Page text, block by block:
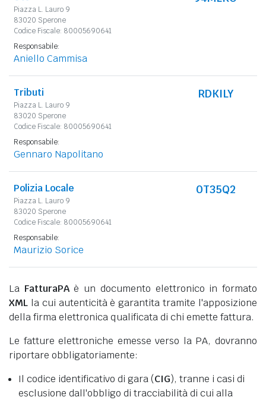
Piazza L. Lauro 9
83020 Sperone
Codice Fiscale: 80005690641
Responsabile:
Aniello Cammisa
Tributi
Piazza L. Lauro 9
83020 Sperone
Codice Fiscale: 80005690641
RDKILY
Responsabile:
Gennaro Napolitano
Polizia Locale
Piazza L. Lauro 9
83020 Sperone
Codice Fiscale: 80005690641
0T35Q2
Responsabile:
Maurizio Sorice
La FatturaPAè un documento elettronico in formato
XML la cui autenticità è garantita tramite l'apposizione
della firma elettronica qualificata di chi emette fattura.
Le fatture elettroniche emesse verso la PA, dovranno
riportare obbligatoriamente:
Il codice identificativo di gara (CIG), tranne i casi di
esclusione dall'obbligo di tracciabilità di cui alla